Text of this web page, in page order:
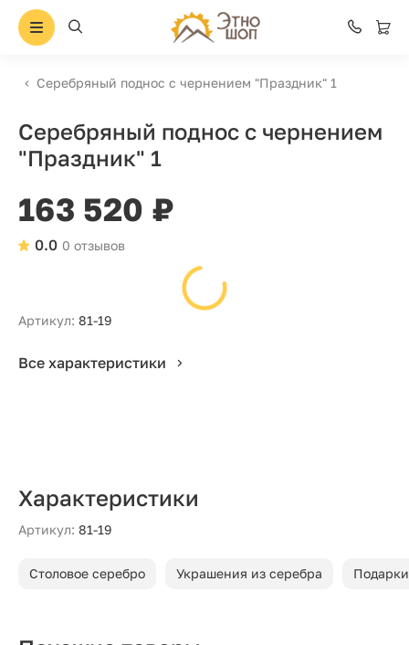
Серебряный поднос с чернением "Праздник" 1
Серебряный поднос с чернением
"Праздник" 1
163 520 ₽
0 отзывов
0.0
Артикул: 81-19
Все характеристики
Характеристики
Артикул: 81-19
Столовое серебро Украшения из серебра